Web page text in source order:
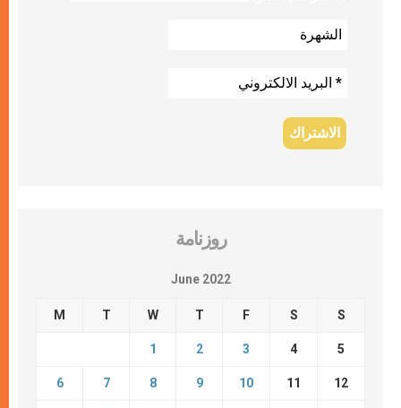
روزنامة
June 2022
M T W T F S S
1 2 3 4 5
6 7 8 9 10 11 12